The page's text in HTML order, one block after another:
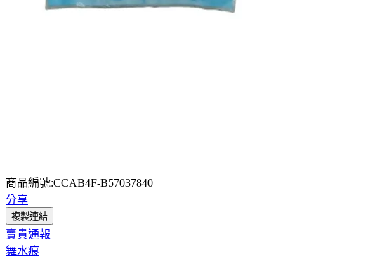
商品編號:CCAB4F-B57037840
分享
複製連結
賣貴通報
舞水痕